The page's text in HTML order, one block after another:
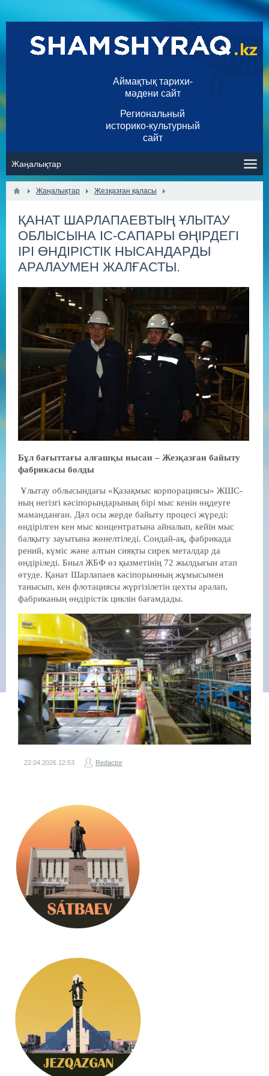
Аймақтық тарихи-
мәдени сайт
Региональный
историко-культурный
сайт
Жаңалықтар Жезқазған қаласы
ҚАНАТ ШАРЛАПАЕВТЫҢ ҰЛЫТАУ
ОБЛЫСЫНА ІС-САПАРЫ ӨҢІРДЕГІ
ІРІ ӨНДІРІСТІК НЫСАНДАРДЫ
АРАЛАУМЕН ЖАЛҒАСТЫ.
Бұл бағыттағы алғашқы нысан – Жезқазған байыту
фабрикасы болды
Ұлытау облысындағы «Қазақмыс корпорациясы» ЖШС-
ның негізгі кәсіпорындарының бірі мыс кенін өңдеуге
маманданған. Дәл осы жерде байыту процесі жүреді:
өндірілген кен мыс концентратына айналып, кейін мыс
балқыту зауытына жөнелтіледі. Сондай-ақ, фабрикада
рений, күміс және алтын сияқты сирек металдар да
өндіріледі. Биыл ЖБФ өз қызметінің 72 жылдығын атап
өтуде. Қанат Шарлапаев кәсіпорынның жұмысымен
танысып, кен флотациясы жүргізілетін цехты аралап,
фабриканың өндірістік циклін бағамдады.
22.04.2026 12:53 Redactor